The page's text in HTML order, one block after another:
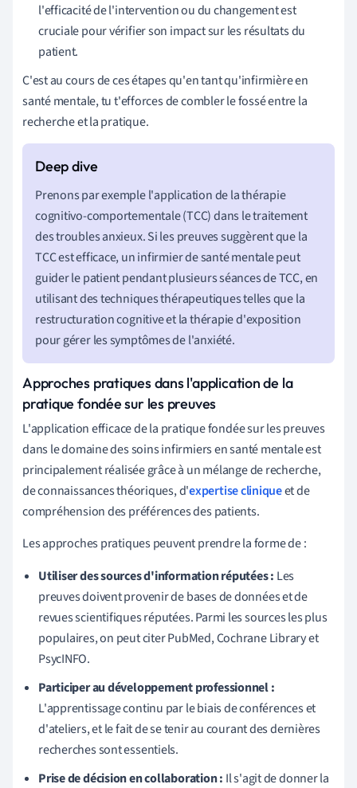
l'efficacité de l'intervention ou du changement est
cruciale pour vérifier son impact sur les résultats du
patient.
C'est au cours de ces étapes qu'en tant qu'infirmière en
santé mentale, tu t'efforces de combler le fossé entre la
recherche et la pratique.
Prenons par exemple l'application de la thérapie
cognitivo-comportementale (TCC) dans le traitement
des troubles anxieux. Si les preuves suggèrent que la
TCC est efficace, un infirmier de santé mentale peut
guider le patient pendant plusieurs séances de TCC, en
utilisant des techniques thérapeutiques telles que la
restructuration cognitive et la thérapie d'exposition
pour gérer les symptômes de l'anxiété.
Approches pratiques dans l'application de la
pratique fondée sur les preuves
L'application efficace de la pratique fondée sur les preuves
dans le domaine des soins infirmiers en santé mentale est
principalement réalisée grâce à un mélange de recherche,
de connaissances théoriques, d'expertise cliniqueet de
compréhension des préférences des patients.
Les approches pratiques peuvent prendre la forme de :
Utiliser des sources d'information réputées : Les
preuves doivent provenir de bases de données et de
revues scientifiques réputées. Parmi les sources les plus
populaires, on peut citer PubMed, Cochrane Library et
PsycINFO.
Participer au développement professionnel :
L'apprentissage continu par le biais de conférences et
d'ateliers, et le fait de se tenir au courant des dernières
recherches sont essentiels.
Prise de décision en collaboration : Il s'agit de donner la